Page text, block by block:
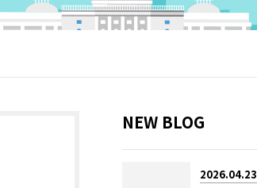
NEW BLOG
2026.04.23